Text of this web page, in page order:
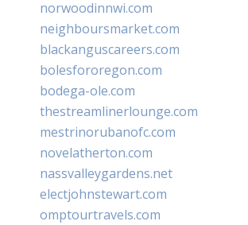
norwoodinnwi.com
neighboursmarket.com
blackanguscareers.com
bolesfororegon.com
bodega-ole.com
thestreamlinerlounge.com
mestrinorubanofc.com
novelatherton.com
nassvalleygardens.net
electjohnstewart.com
omptourtravels.com